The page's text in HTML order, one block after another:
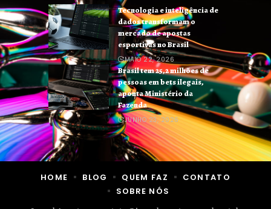
Tecnologia e inteligência de
dados transformam o
mercado de apostas
esportivas no Brasil
MAIO 22, 2026
Brasil tem 25,2 milhões de
pessoas em bets ilegais,
aponta Ministério da
Fazenda
JUNHO 23, 2026
HOME BLOG QUEM FAZ
CONTATO
SOBRE NÓS